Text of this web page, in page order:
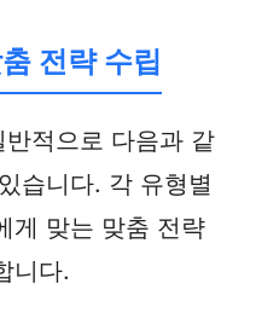
전략 수립
적으로 다음과 같
습니다. 각 유형별
게 맞는 맞춤 전략
니다.